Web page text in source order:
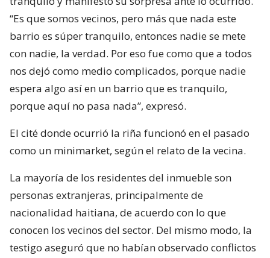
“Es que somos vecinos, pero más que nada este
barrio es súper tranquilo, entonces nadie se mete
con nadie, la verdad. Por eso fue como que a todos
nos dejó como medio complicados, porque nadie
espera algo así en un barrio que es tranquilo,
porque aquí no pasa nada”, expresó.
El cité donde ocurrió la riña funcionó en el pasado
como un minimarket, según el relato de la vecina.
La mayoría de los residentes del inmueble son
personas extranjeras, principalmente de
nacionalidad haitiana, de acuerdo con lo que
conocen los vecinos del sector. Del mismo modo, la
testigo aseguró que no habían observado conflictos